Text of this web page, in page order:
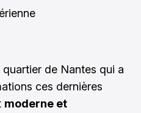
de Nantes qui a
ces dernières
moderne et